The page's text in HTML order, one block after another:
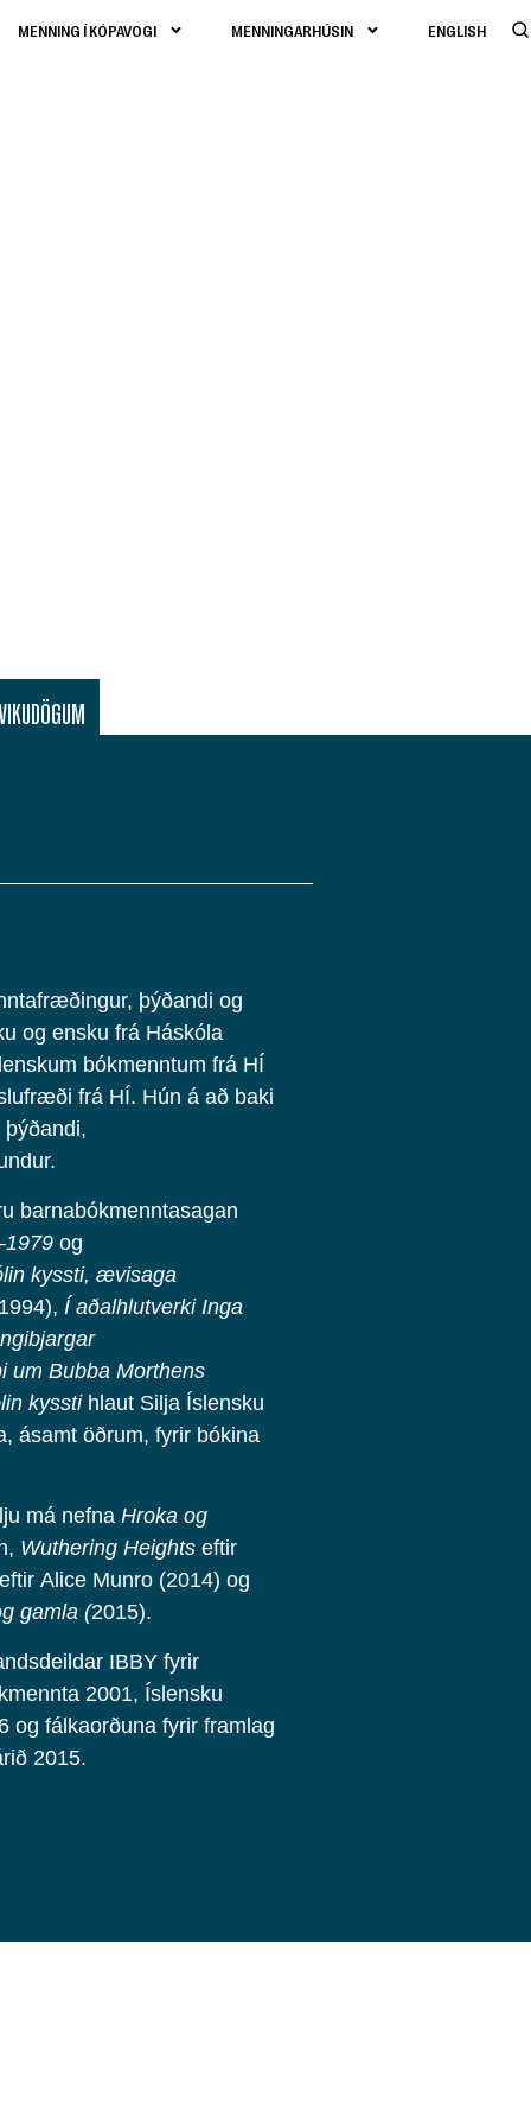
MENNING Í KÓPAVOGI MENNINGARHÚSIN ENGLISH
þýðandi og
og ensku frá Háskóla
bókmenntum frá HÍ
frá HÍ. Hún á að baki
barnabókmenntasagan
og
kyssti, ævisaga
Í aðalhlutverki Inga
um Bubba Morthens
kyssti hlaut Silja Íslensku
ásamt öðrum, fyrir bókina
má nefna Hroka og
Wuthering Heights eftir
eftir Alice Munro (2014) og
gamla (2015).
IBBY fyrir
2001, Íslensku
og fálkaorðuna fyrir framlag
2015.